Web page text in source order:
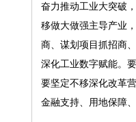
奋力推动工业大突破
移做大做强主导产业
商、谋划项目抓招商
深化工业数字赋能。
要坚定不移深化改革
金融支持、用地保障